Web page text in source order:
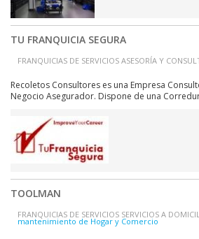
TU FRANQUICIA SEGURA
FRANQUICIAS DE SERVICIOS ASESORÍA Y
Recoletos Consultores es una Empresa
Negocio Asegurador. Dispone de una
utilizar su propia marca e imagen. Desde
soporte necesario para...
TOOLMAN
FRANQUICIAS DE SERVICIOS SERVICIOS A
mantenimiento de Hogar y Comercio